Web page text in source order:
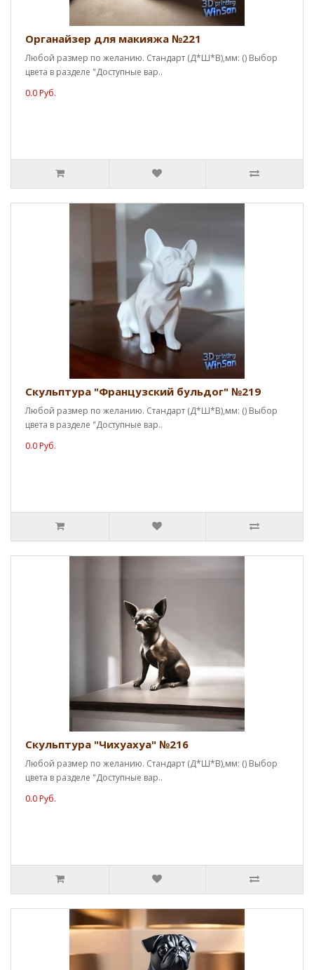
Органайзер для макияжа №221
Любой размер по желанию. Стандарт (Д*Ш*В),мм: () Выбор
цвета в разделе "Доступные вар..
0.0 Руб.
Скульптура "Французский бульдог" №219
Любой размер по желанию. Стандарт (Д*Ш*В),мм: () Выбор
цвета в разделе "Доступные вар..
0.0 Руб.
Скульптура "Чихуахуа" №216
Любой размер по желанию. Стандарт (Д*Ш*В),мм: () Выбор
цвета в разделе "Доступные вар..
0.0 Руб.